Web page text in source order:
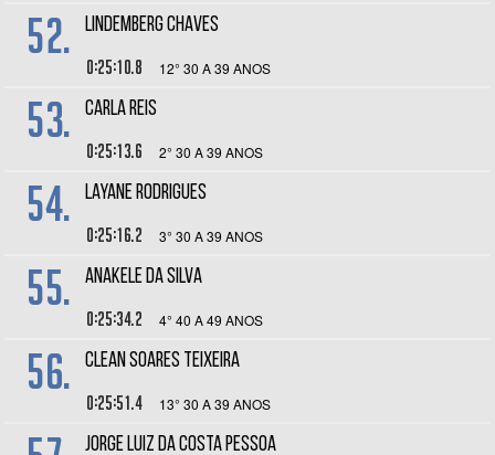
52. LINDEMBERG CHAVES
0:25:10.8 12° 30 A 39 ANOS
53. CARLA REIS
0:25:13.6 2° 30 A 39 ANOS
54. LAYANE RODRIGUES
0:25:16.2 3° 30 A 39 ANOS
55. ANAKELE DA SILVA
0:25:34.2 4° 40 A 49 ANOS
56. CLEAN SOARES TEIXEIRA
0:25:51.4 13° 30 A 39 ANOS
JORGE LUIZ DA COSTA PESSOA